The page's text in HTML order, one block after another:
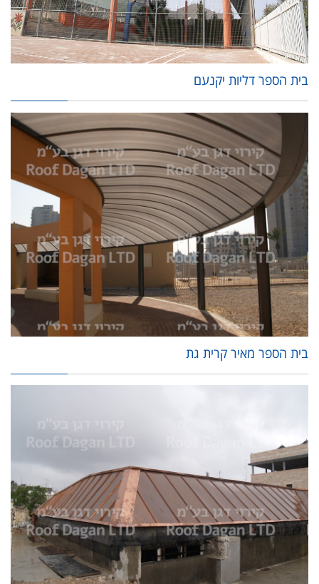
בית הספר דליות יקנעם
בית הספר מאיר קרית גת